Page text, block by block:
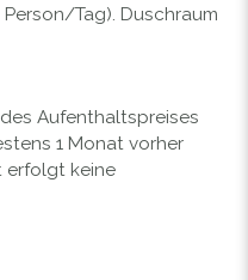
Tag). Duschraum
Aufenthaltspreises
1 Monat vorher
erfolgt keine